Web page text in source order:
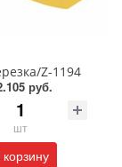
Z-1194
руб.
шт